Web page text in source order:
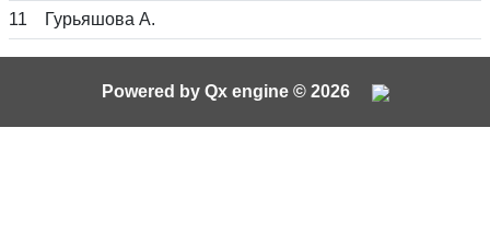
11 Гурьяшова А.
Powered by Qx engine © 2026